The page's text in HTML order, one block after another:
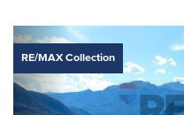
RE/MAX Collection